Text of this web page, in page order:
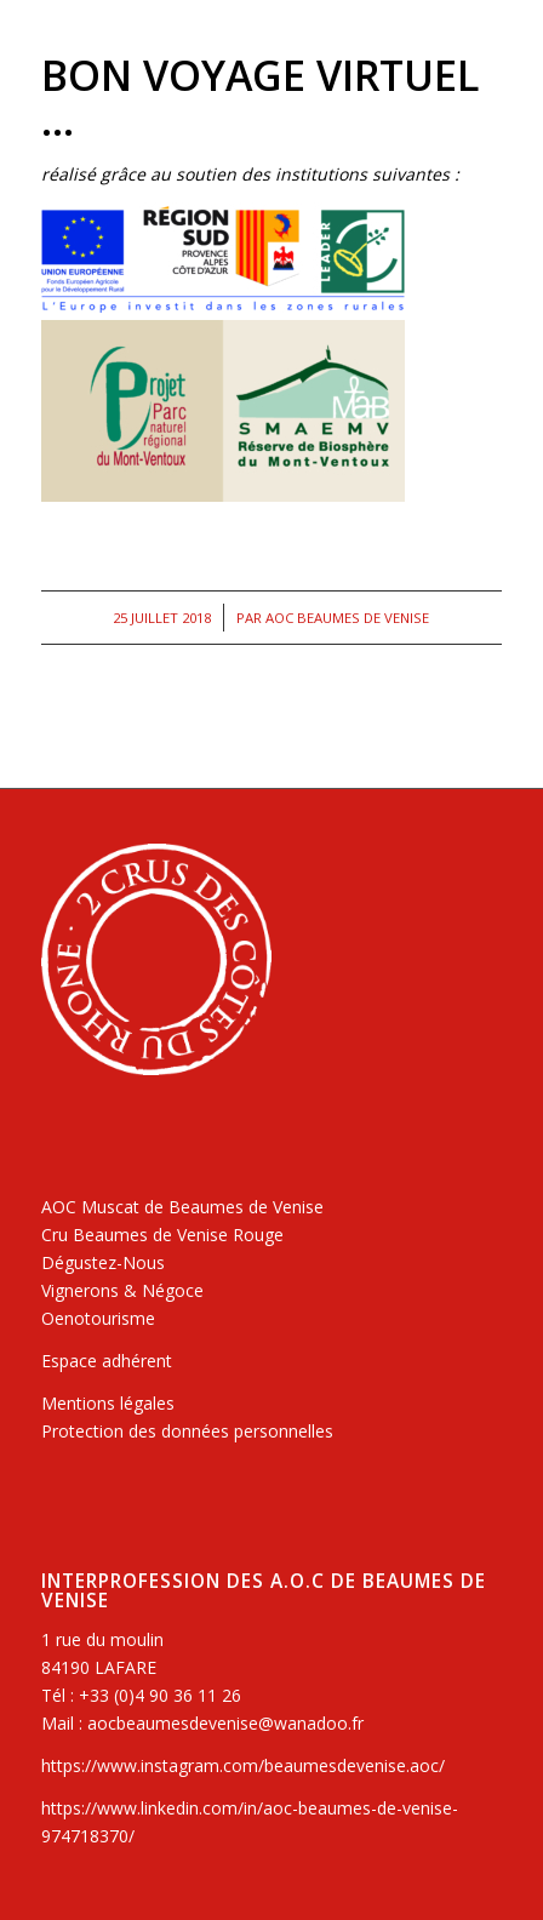
BON VOYAGE VIRTUEL
…
réalisé grâce au soutien des institutions suivantes :
25 JUILLET 2018
/ PARAOC BEAUMES DE VENISE
AOC Muscat de Beaumes de Venise
Cru Beaumes de Venise Rouge
Dégustez-Nous
Vignerons & Négoce
Oenotourisme
Espace adhérent
Mentions légales
Protection des données personnelles
INTERPROFESSION DES A.O.C DE BEAUMES DE
VENISE
1 rue du moulin
84190 LAFARE
Tél : +33 (0)4 90 36 11 26
Mail : aocbeaumesdevenise@wanadoo.fr
https://www.instagram.com/beaumesdevenise.aoc/
https://www.linkedin.com/in/aoc-beaumes-de-venise-
974718370/